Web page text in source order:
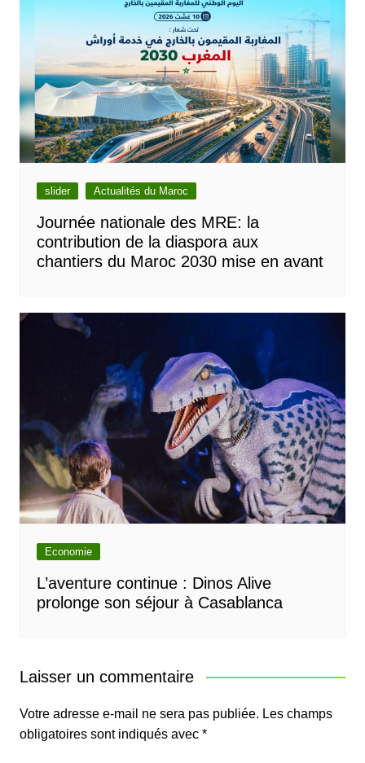
slider Actualités du Maroc
Journée nationale des MRE: la
contribution de la diaspora aux
chantiers du Maroc 2030 mise en avant
Economie
L’aventure continue : Dinos Alive
prolonge son séjour à Casablanca
Laisser un commentaire
Votre adresse e-mail ne sera pas publiée. Les champs
obligatoires sont indiqués avec *